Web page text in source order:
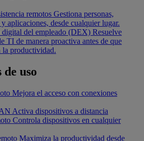
remotos Gestiona personas,
aplicaciones, desde cualquier lugar.
digital del empleado (DEX) Resuelve
TI de manera proactiva antes de que
la productividad.
de uso
Mejora el acceso con conexiones
Activa dispositivos a distancia
Controla dispositivos en cualquier
Maximiza la productividad desde